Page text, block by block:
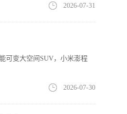
2026-07-31
可变大空间SUV，小米澎程
2026-07-30